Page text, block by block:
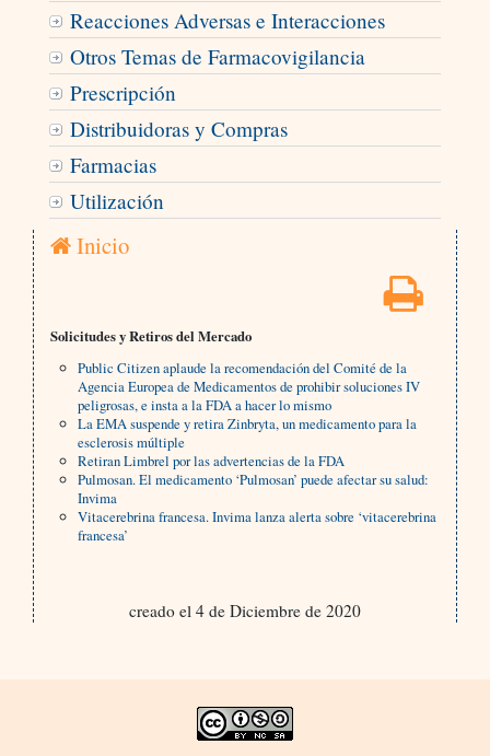
Reacciones Adversas e Interacciones
Otros Temas de Farmacovigilancia
Prescripción
Distribuidoras y Compras
Farmacias
Utilización
Inicio
Solicitudes y Retiros del Mercado
Public Citizen aplaude la recomendación del Comité de la
Agencia Europea de Medicamentos de prohibir soluciones IV
peligrosas, e insta a la FDA a hacer lo mismo
La EMA suspende y retira Zinbryta, un medicamento para la
esclerosis múltiple
Retiran Limbrel por las advertencias de la FDA
Pulmosan. El medicamento ‘Pulmosan’ puede afectar su salud:
Invima
Vitacerebrina francesa. Invima lanza alerta sobre ‘vitacerebrina
francesa’
creado el 4 de Diciembre de 2020